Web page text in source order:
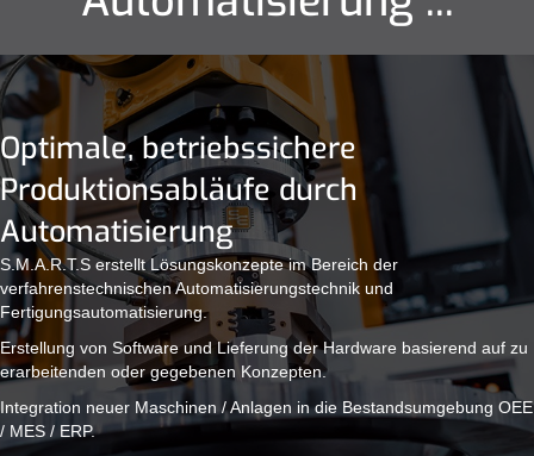
Optimale, betriebssichere
Produktionsabläufe durch
Automatisierung
S.M.A.R.T.S erstellt Lösungskonzepte im Bereich der
verfahrenstechnischen Automatisierungstechnik und
Fertigungsautomatisierung.
Erstellung von Software und Lieferung der Hardware basierend auf zu
erarbeitenden oder gegebenen Konzepten.
Integration neuer Maschinen / Anlagen in die Bestandsumgebung OEE
/ MES / ERP.